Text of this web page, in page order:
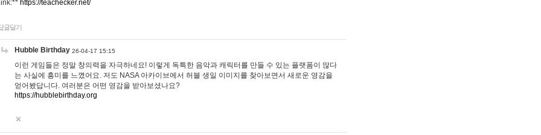
https://teachecker.net/
글달기
Hubble Birthday 26-04-17 15:15
이런 게임들은 정말 창의력을 자극하네요! 이렇게 독특한 음악과 캐릭터를 만들 수 있는 플랫폼이 많다
는 사실에 흥미를 느꼈어요. 저도 NASA 아카이브에서 허블 생일 이미지를 찾아보면서 새로운 영감을
얻어봤답니다. 여러분은 어떤 영감을 받아보셨나요?
https://hubblebirthday.org